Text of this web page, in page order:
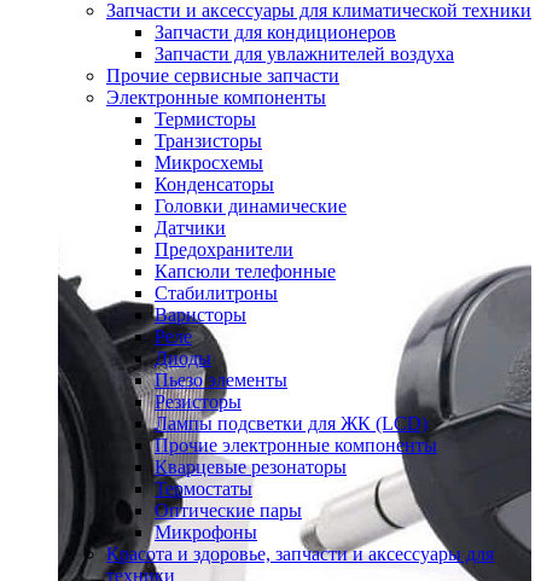
Запчасти и аксессуары для климатической техники
Запчасти для кондиционеров
Запчасти для увлажнителей воздуха
Прочие сервисные запчасти
Электронные компоненты
Термисторы
Транзисторы
Микросхемы
Конденсаторы
Головки динамические
Датчики
Предохранители
Капсюли телефонные
Стабилитроны
Варисторы
Реле
Диоды
Пьезо элементы
Резисторы
Лампы подсветки для ЖК (LCD)
Прочие электронные компоненты
Кварцевые резонаторы
Термостаты
Оптические пары
Микрофоны
Красота и здоровье, запчасти и аксессуары для
техники